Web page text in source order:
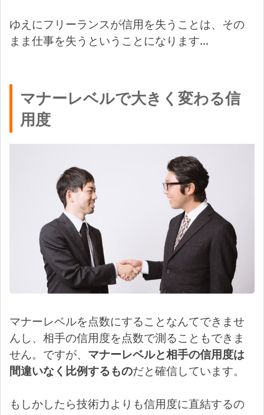
ゆえにフリーランスが信用を失うことは、その
まま仕事を失うということになります…
マナーレベルで大きく変わる信
用度
マナーレベルを点数にすることなんてできませ
んし、相手の信用度を点数で測ることもできま
せん。ですが、 マナーレベルと相手の信用度は
間違いなく比例するものだと確信しています。
もしかしたら技術力よりも信用度に直結するの